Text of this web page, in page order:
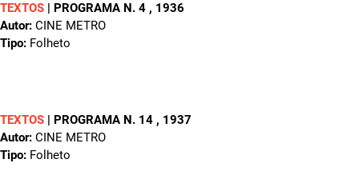
TEXTOS | PROGRAMA N. 4 , 1936
Autor: CINE METRO
Tipo: Folheto
TEXTOS | PROGRAMA N. 14 , 1937
Autor: CINE METRO
Tipo: Folheto